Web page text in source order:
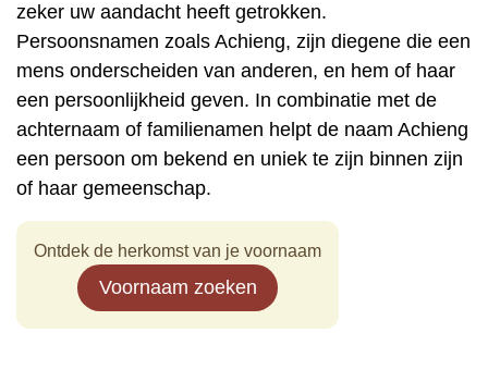
zeker uw aandacht heeft getrokken.
Persoonsnamen zoals Achieng, zijn diegene die een
mens onderscheiden van anderen, en hem of haar
een persoonlijkheid geven. In combinatie met de
achternaam of familienamen helpt de naam Achieng
een persoon om bekend en uniek te zijn binnen zijn
of haar gemeenschap.
Ontdek de herkomst van je voornaam
Voornaam zoeken